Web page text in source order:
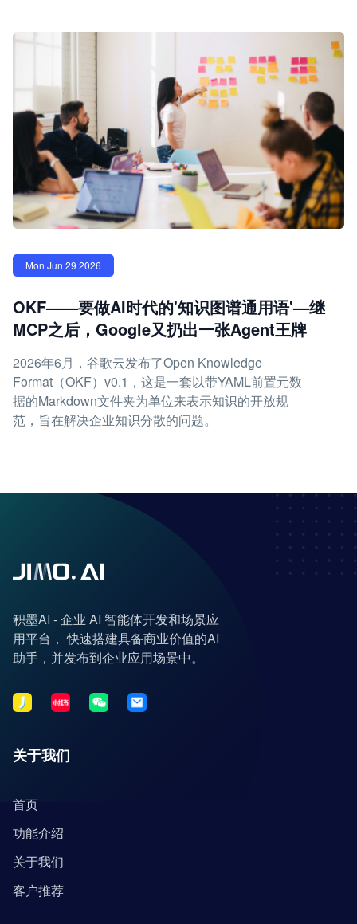
Mon Jun 29 2026
OKF——要做AI时代的'知识图谱通用语'—继
MCP之后，Google又扔出一张Agent王牌
2026年6月，谷歌云发布了Open Knowledge
Format（OKF）v0.1，这是一套以带YAML前置元数
据的Markdown文件夹为单位来表示知识的开放规
范，旨在解决企业知识分散的问题。
积墨AI - 企业 AI 智能体开发和场景应
用平台， 快速搭建具备商业价值的AI
助手，并发布到企业应用场景中。
关于我们
首页
功能介绍
关于我们
客户推荐